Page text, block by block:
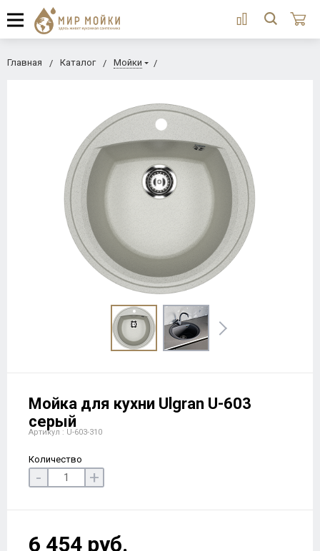
Главная Каталог Мойки
Мойка для кухни Ulgran U-603
серый
Артикул : U-603-310
Количество
- +
6 454 руб.